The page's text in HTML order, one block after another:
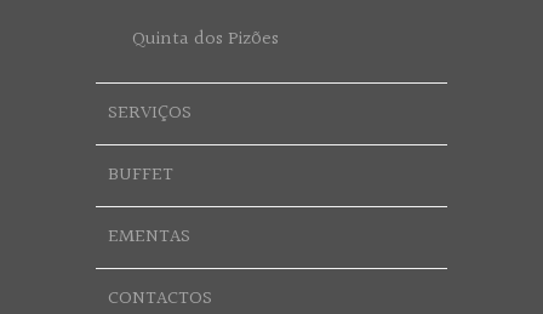
Quinta dos Pizões
SERVIÇOS
BUFFET
EMENTAS
CONTACTOS